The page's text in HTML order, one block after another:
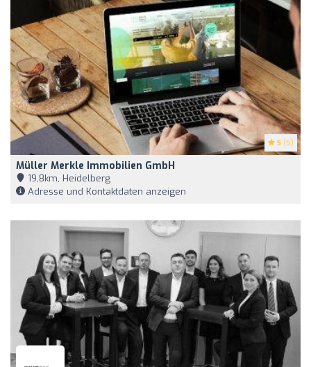
5 (5)
Müller Merkle Immobilien GmbH
19,8km, Heidelberg
Adresse und Kontaktdaten anzeigen